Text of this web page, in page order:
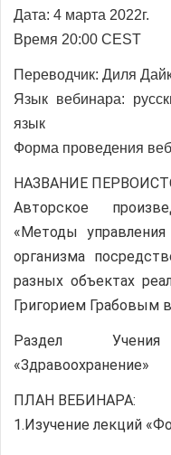
Дата: 4 марта 2022г.
Время 20:00 CEST
Переводчик: Диля
Язык вебинара:
язык
Форма проведения
НАЗВАНИЕ
Авторское
«Методы
организма
разных объектах
Григорием Грабовым
Раздел
«Здравоохранение»
ПЛАН ВЕБИНАРА:
1.Изучение лекций